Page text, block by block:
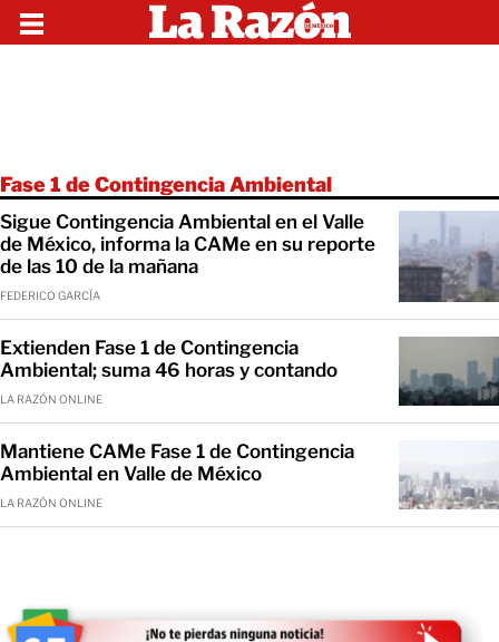
Fase 1 de Contingencia Ambiental
Sigue Contingencia Ambiental en el Valle
de México, informa la CAMe en su reporte
de las 10 de la mañana
FEDERICO GARCÍA
Extienden Fase 1 de Contingencia
Ambiental; suma 46 horas y contando
LA RAZÓN ONLINE
Mantiene CAMe Fase 1 de Contingencia
Ambiental en Valle de México
LA RAZÓN ONLINE